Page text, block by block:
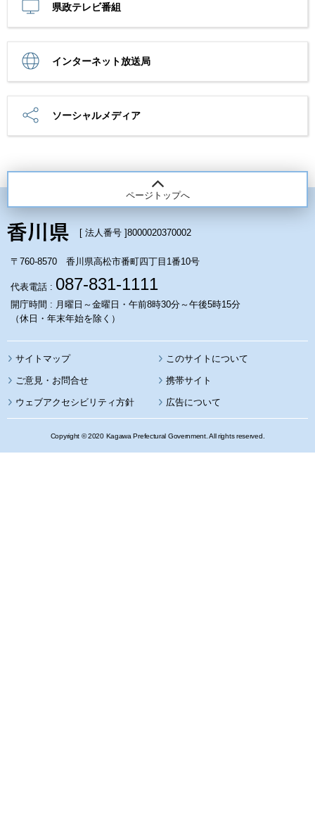
県政テレビ番組
インターネット放送局
ソーシャルメディア
ページトップへ
[ 法人番号 ]8000020370002
〒760-8570 香川県高松市番町四丁目1番10号
代表電話 : 087-831-1111
開庁時間 : 月曜日～金曜日・午前8時30分～午後5時15分
（休日・年末年始を除く）
サイトマップ このサイトについて
携帯サイト
ウェブアクセシビリティ方針 広告について
Copyright © 2020 Kagawa Prefectural Government. All rights reserved.